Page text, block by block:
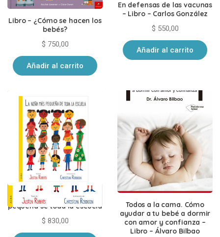
Libro – ¿Cómo se hacen los
bebés?
$ 750,00
Añadir al carrito
En defensas de las vacunas
– Libro – Carlos González
$ 550,00
Añadir al carrito
Libro – La niña más
pequeña se toda la escuela
$ 830,00
Todos a la cama. Cómo
ayudar a tu bebé a dormir
con amor y confianza –
Libro – Álvaro Bilbao